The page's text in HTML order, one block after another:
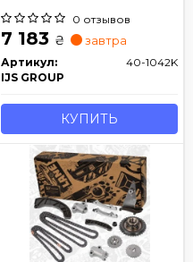
0 отзывов
7 183 ₴ завтра
Артикул:
40-1042K
IJS GROUP
КУПИТЬ